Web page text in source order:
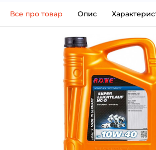
Все про товар Опис